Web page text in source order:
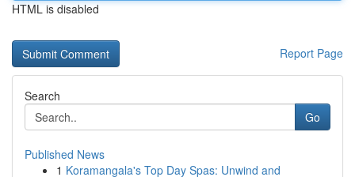
HTML is disabled
Report Page
Search
Go
Published News
1 Koramangala's Top Day Spas: Unwind and